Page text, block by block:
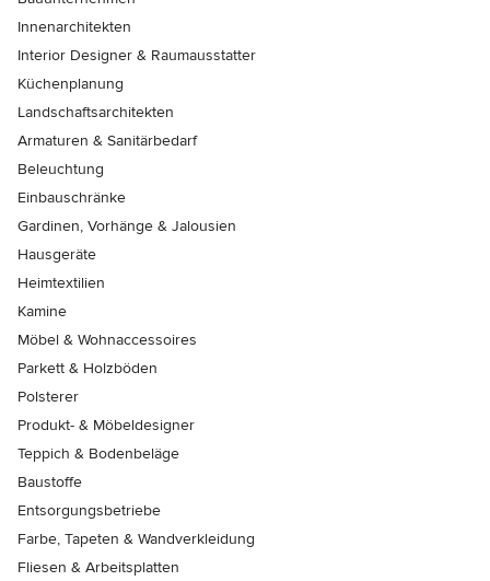
Innenarchitekten
Interior Designer & Raumausstatter
Küchenplanung
Landschaftsarchitekten
Armaturen & Sanitärbedarf
Beleuchtung
Einbauschränke
Gardinen, Vorhänge & Jalousien
Hausgeräte
Heimtextilien
Kamine
Möbel & Wohnaccessoires
Parkett & Holzböden
Polsterer
Produkt- & Möbeldesigner
Teppich & Bodenbeläge
Baustoffe
Entsorgungsbetriebe
Farbe, Tapeten & Wandverkleidung
Fliesen & Arbeitsplatten